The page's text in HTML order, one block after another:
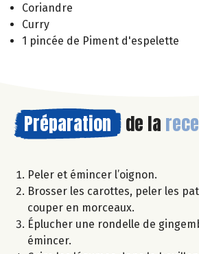
Coriandre
Curry
1 pincée de Piment d'espelette
Préparation de la
Peler et émincer l’oignon.
Brosser les carottes, peler les
couper en morceaux.
Éplucher une rondelle de
émincer.